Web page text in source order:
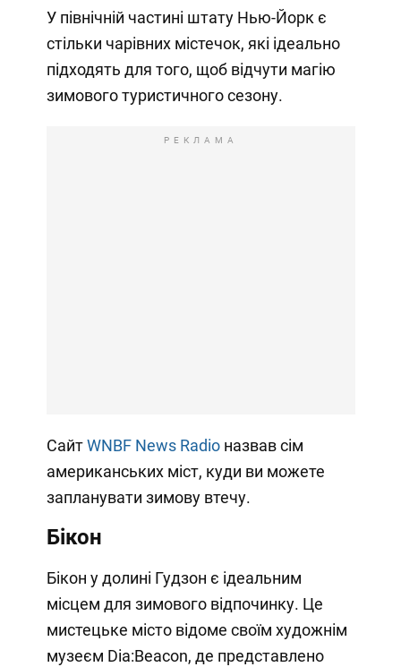
У північній частині штату Нью-Йорк є
стільки чарівних містечок, які ідеально
підходять для того, щоб відчути магію
зимового туристичного сезону.
РЕКЛАМА
СайтWNBF News Radioназвав сім
американських міст, куди ви можете
запланувати зимову втечу.
Бікон
Бікон у долині Гудзон є ідеальним
місцем для зимового відпочинку. Це
мистецьке місто відоме своїм художнім
музеєм Dia:Beacon, де представлено